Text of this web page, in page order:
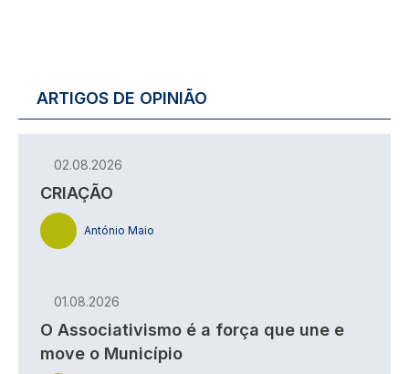
ARTIGOS DE OPINIÃO
02.08.2026
CRIAÇÃO
António Maio
01.08.2026
O Associativismo é a força que une e
move o Município